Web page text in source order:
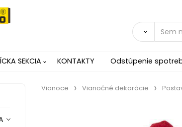
SEKCIA KONTAKTY Odstúpenie
Vianoce Vianočné dekorácie